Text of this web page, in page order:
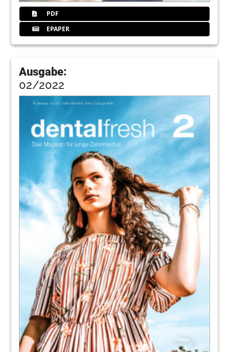
PDF
EPAPER
Ausgabe:
02/2022